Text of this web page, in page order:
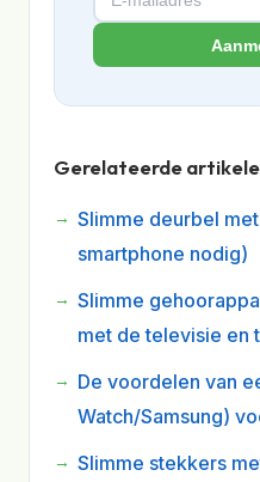
Gerelateerde
Slimme deurbel
smartphone nodig)
Slimme
met de televisie en
De voordelen van
Watch/Samsung)
Slimme stekkers